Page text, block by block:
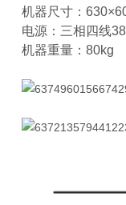
机器尺寸：
电源：三相四线
机器重量：80kg